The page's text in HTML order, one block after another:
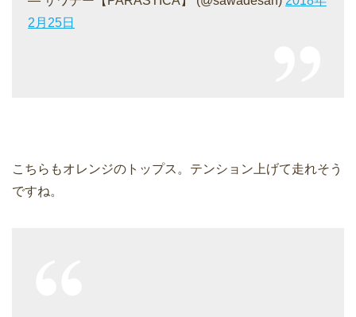
2月25日
こちらもオレンジのトップス。テンション上げて走れそう
ですね。